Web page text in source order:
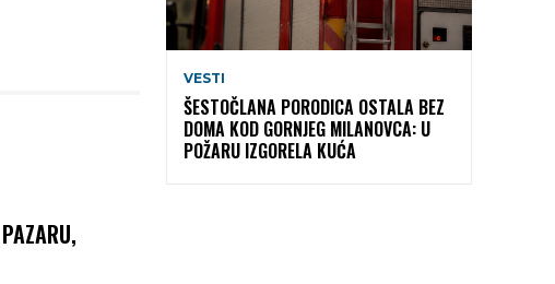
VESTI
ŠESTOČLANA PORODICA OSTALA BEZ
DOMA KOD GORNJEG MILANOVCA: U
POŽARU IZGORELA KUĆA